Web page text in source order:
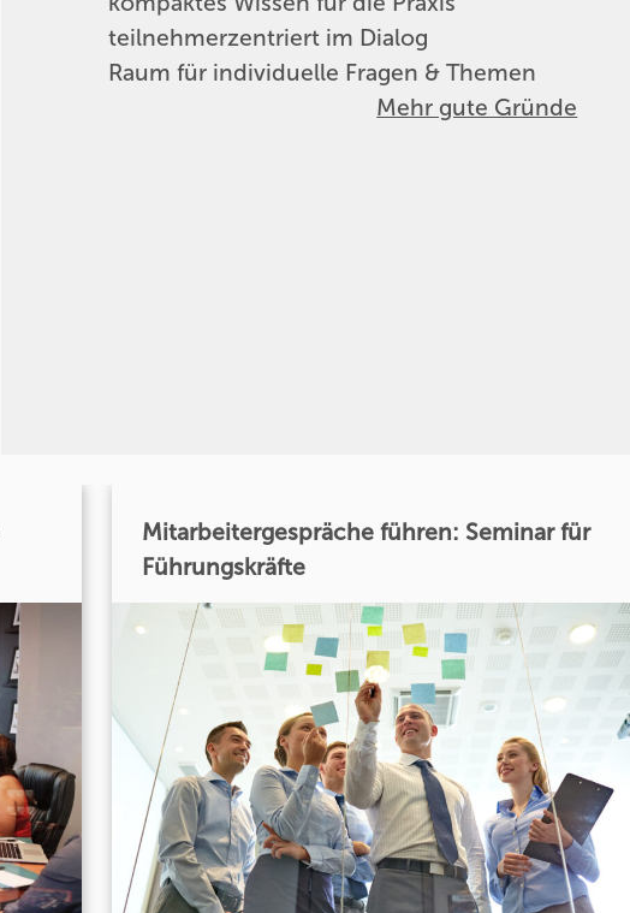
teilnehmerzentriert im Dialog
Raum für individuelle Fragen & Themen
Mehr gute Gründe
Mitarbeitergespräche führen: Seminar für
Führungskräfte